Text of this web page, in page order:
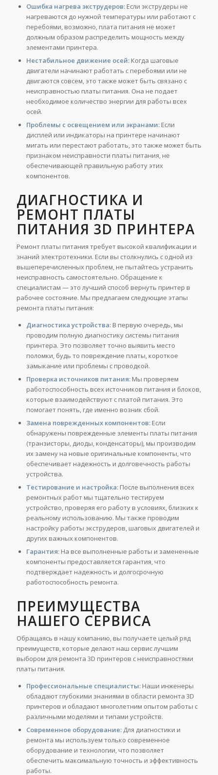
Ошибка нагрева экструдеров:Если экструдеры не
нагреваются до нужной температуры или работают с
перебоями, возможно, плата питания не может
должным образом распределить мощность между
элементами принтера.
Нестабильное движение осей:Когда шаговые
двигатели начинают работать с перебоями или не
двигаются совсем, это также может быть связано с
неисправностью платы питания. Она не подает
необходимое количество энергии для работы всех
осей.
Проблемы с освещением или экранами:Если
дисплей или индикаторы на принтере начинают
мигать или перестают работать, это также может быть
признаком неисправности платы питания, не
обеспечивающей правильную работу этих
компонентов.
ДИАГНОСТИКА И
РЕМОНТ ПЛАТЫ
ПИТАНИЯ 3D ПРИНТЕРА
Ремонт платы питания требует высокой квалификации и
знаний электротехники. Если вы столкнулись с одной из
вышеперечисленных проблем, не пытайтесь устранить
неисправность самостоятельно. Обращение к
специалистам — это лучший способ вернуть принтер в
рабочее состояние. Мы предлагаем следующие этапы
ремонта платы питания:
Диагностика устройства:В первую очередь, мы
проводим полную диагностику системы питания
принтера. Это позволяет точно выявить место
поломки, будь то повреждение платы, короткое
замыкание или проблемы с проводкой.
Проверка источников питания:Мы проверяем
работоспособность всех источников питания и блоков,
которые взаимодействуют с платой питания. Это
помогает понять, где именно возник сбой.
Замена поврежденных компонентов:Если
обнаружены поврежденные элементы платы питания
(транзисторы, диоды, конденсаторы), мы производим
их замену на новые оригинальные компоненты, что
обеспечивает надежность и долговечность работы
устройства.
Тестирование и настройка:После выполнения всех
ремонтных работ мы тщательно тестируем
устройство, проверяя его работу в условиях, близких к
реальному использованию. Мы также проводим
настройку работы экструдеров, шаговых двигателей и
других важных компонентов.
Гарантия:На все выполненные работы и замененные
компоненты предоставляется гарантия, что
подтверждает надежность и долгосрочную
работоспособность ремонта.
ПРЕИМУЩЕСТВА
НАШЕГО СЕРВИСА
Обращаясь в нашу компанию, вы получаете целый ряд
преимуществ, которые делают наш сервис лучшим
выбором для ремонта 3D принтеров с неисправностями
платы питания.
Профессиональные специалисты:Наши инженеры
обладают глубокими знаниями в области ремонта 3D
принтеров и обладают многолетним опытом работы с
различными моделями и типами устройств.
Современное оборудование:Для диагностики и
ремонта мы используем только современное
оборудование и технологии, что позволяет
обеспечить максимальную точность и эффективность
работы.